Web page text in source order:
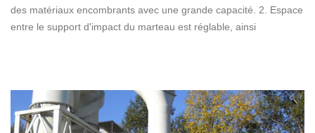
des matériaux encombrants avec une grande capacité. 2. Espace
entre le support d'impact du marteau est réglable, ainsi